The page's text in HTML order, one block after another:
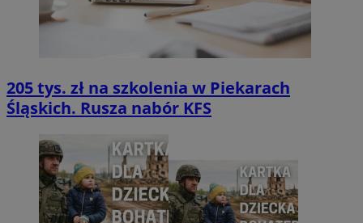
205 tys. zł na szkolenia w Piekarach
Śląskich. Rusza nabór KFS